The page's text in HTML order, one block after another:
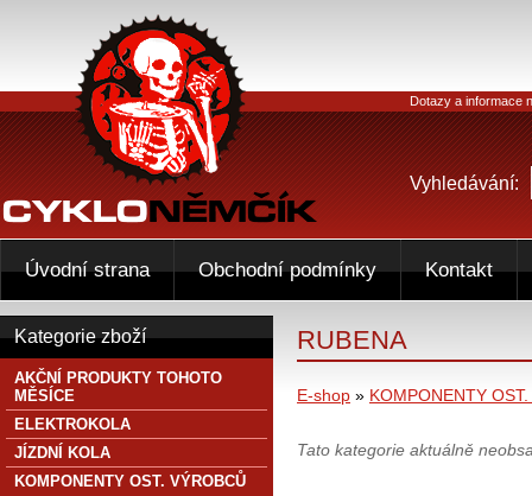
RUBENA
E-shop » KOMPONENTY
Tato kategorie aktuálně
Kategorie zboží
AKČNÍ PRODUKTY TOHOTO
MĚSÍCE
ELEKTROKOLA
JÍZDNÍ KOLA
KOMPONENTY OST. VÝROBCŮ
Dotazy a informace
Vyhledávání:
Úvodní strana Obchodní podmínky Kontakt